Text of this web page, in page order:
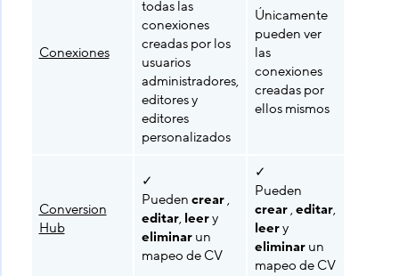
Conexiones
todas las
conexiones
creadas por los
usuarios
administradores,
editores y
editores
personalizados
Únicamente
pueden ver
las
conexiones
creadas por
ellos mismos
Conversion
Hub
✓
Pueden crear,
editar, leery
eliminarun
mapeo de CV
✓
Pueden
crear,editar,
leery
eliminarun
mapeo de CV